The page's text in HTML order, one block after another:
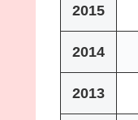
2015
2014
2013